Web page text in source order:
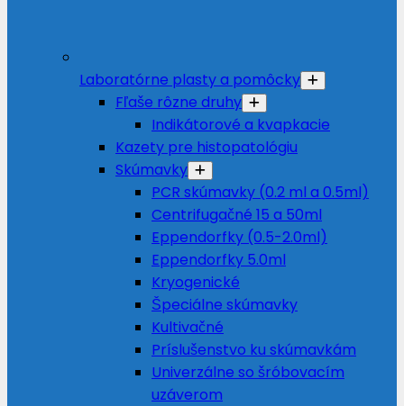
Laboratórne plasty a pomôcky
Fľaše rôzne druhy
Indikátorové a kvapkacie
Kazety pre histopatológiu
Skúmavky
PCR skúmavky (0.2 ml a 0.5ml)
Centrifugačné 15 a 50ml
Eppendorfky (0.5-2.0ml)
Eppendorfky 5.0ml
Kryogenické
Špeciálne skúmavky
Kultivačné
Príslušenstvo ku skúmavkám
Univerzálne so šróbovacím
uzáverom